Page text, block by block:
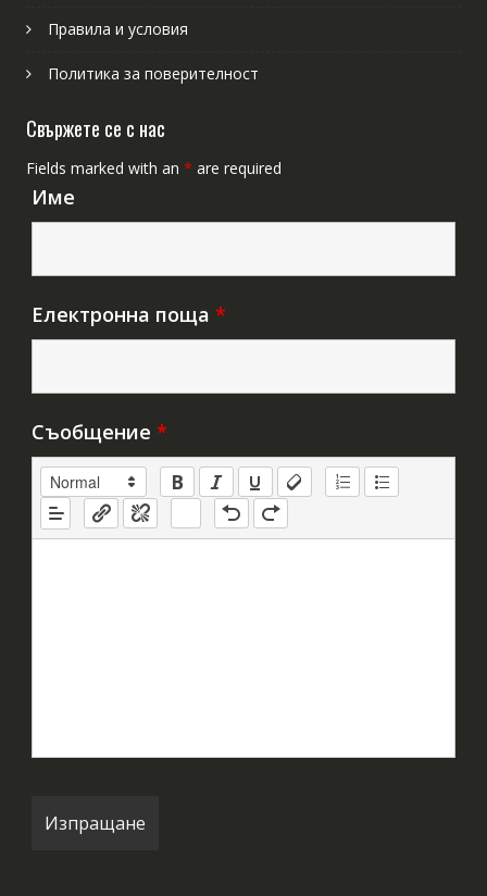
Правила и условия
Политика за поверителност
Свържете се с нас
Fields marked with an * are required
Име
Електронна поща *
Съобщение *